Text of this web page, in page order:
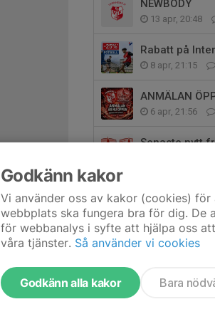
NEWBODY
13 apr, 20:48
Rabatt på
8 apr, 21:15
ANMÄLAN
6 apr, 21:56
Senaste nytt
21 mar, 20:53
Godkänn kakor
Vi använder oss av kakor (cookies)
webbplats ska fungera bra för dig. De
för webbanalys i syfte att hjälpa oss
våra tjänster. Så använder vi cookies
Godkänn alla kakor Bara